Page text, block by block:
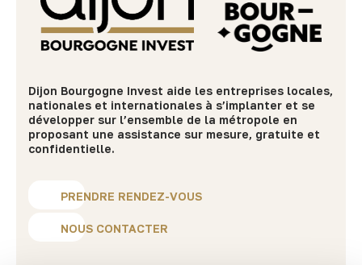
Dijon Bourgogne Invest aide les entreprises locales,
nationales et internationales à s’implanter et se
développer sur l’ensemble de la métropole en
proposant une assistance sur mesure, gratuite et
confidentielle.
PRENDRE RENDEZ-VOUS
NOUS CONTACTER